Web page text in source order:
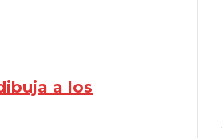
a los